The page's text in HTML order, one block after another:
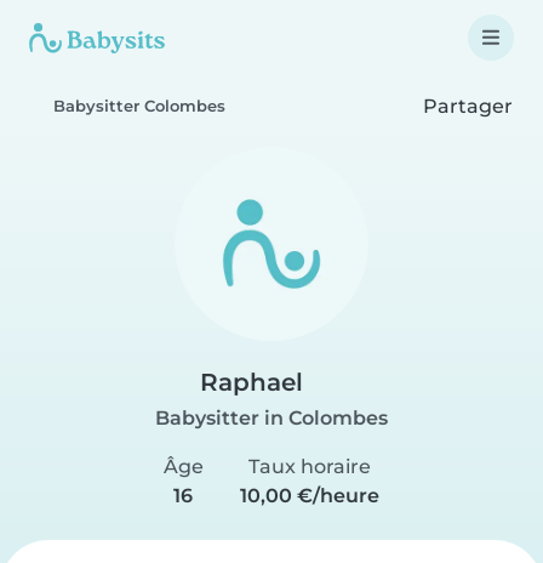
Babysitter Colombes Partager
Raphael
Babysitter in Colombes
Âge
16
Taux horaire
10,00 €/heure